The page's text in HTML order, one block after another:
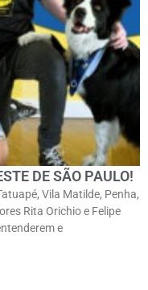
DE SÃO PAULO!
Vila Matilde, Penha,
Rita Orichio e Felipe
e